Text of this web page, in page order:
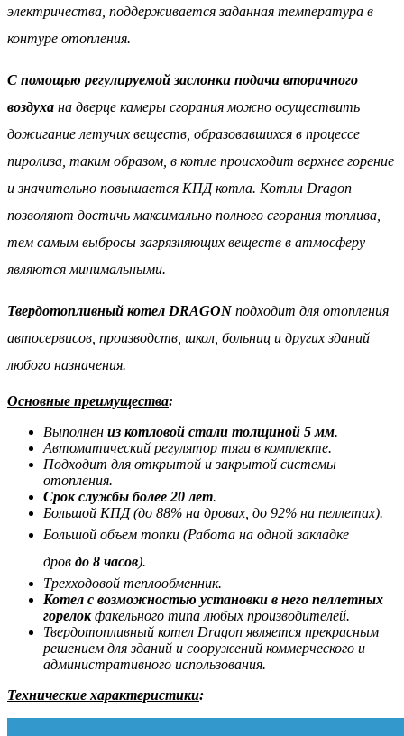
электричества, поддерживается заданная температура в
контуре отопления.
С помощью регулируемой заслонки подачи вторичного
воздуха на дверце камеры сгорания можно осуществить
дожигание летучих веществ, образовавшихся в процессе
пиролиза, таким образом, в котле происходит верхнее горение
и значительно повышается КПД котла. Котлы Dragon
позволяют достичь максимально полного сгорания топлива,
тем самым выбросы загрязняющих веществ в атмосферу
являются минимальными.
Твердотопливный котел DRAGON подходит для отопления
автосервисов, производств, школ, больниц и других зданий
любого назначения.
Основные преимущества:
Выполнен из котловой стали толщиной 5 мм.
Автоматический регулятор тяги в комплекте.
Подходит для открытой и закрытой системы
отопления.
Срок службы более 20 лет.
Большой КПД (до 88% на дровах, до 92% на пеллетах).
Большой объем топки (Работа на одной закладке
дров до 8 часов).
Трехходовой теплообменник.
Котел с возможностью установки в него пеллетных
горелокфакельного типа любых производителей.
Твердотопливный котел Dragon является прекрасным
решением для зданий и сооружений коммерческого и
административного использования.
Технические характеристики: